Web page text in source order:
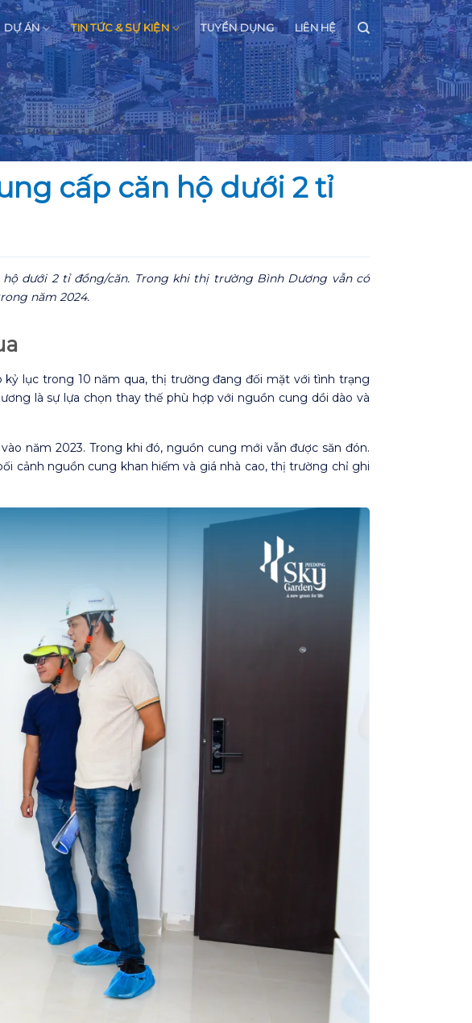
DỰ ÁN TIN TỨC & SỰ KIỆN TUYỂN DỤNG LIÊN HỆ
cấp căn hộ dưới 2 tỉ
hộ dưới 2 tỉ đồng/căn. Trong khi thị trường Bình Dương vẫn có
năm 2024.
lục trong 10 năm qua, thị trường đang đối mặt với tình trạng
là sự lựa chọn thay thế phù hợp với nguồn cung dồi dào và
năm 2023. Trong khi đó, nguồn cung mới vẫn được săn đón.
cảnh nguồn cung khan hiếm và giá nhà cao, thị trường chỉ ghi